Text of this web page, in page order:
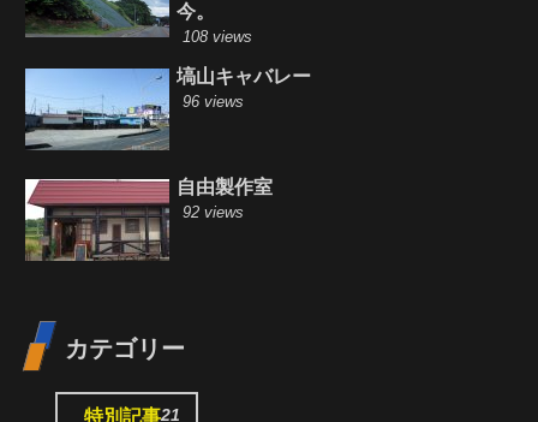
今。
108 views
塙山キャバレー
96 views
自由製作室
92 views
カテゴリー
特別記事21